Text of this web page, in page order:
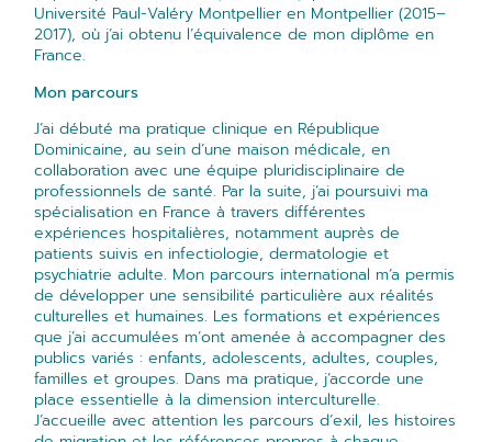
Université Paul-Valéry Montpellier en Montpellier (2015–
2017), où j’ai obtenu l’équivalence de mon diplôme en
France.
Mon parcours
J’ai débuté ma pratique clinique en République
Dominicaine, au sein d’une maison médicale, en
collaboration avec une équipe pluridisciplinaire de
professionnels de santé. Par la suite, j’ai poursuivi ma
spécialisation en France à travers différentes
expériences hospitalières, notamment auprès de
patients suivis en infectiologie, dermatologie et
psychiatrie adulte. Mon parcours international m’a permis
de développer une sensibilité particulière aux réalités
culturelles et humaines. Les formations et expériences
que j’ai accumulées m’ont amenée à accompagner des
publics variés : enfants, adolescents, adultes, couples,
familles et groupes. Dans ma pratique, j’accorde une
place essentielle à la dimension interculturelle.
J’accueille avec attention les parcours d’exil, les histoires